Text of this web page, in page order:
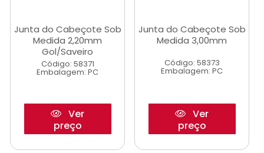
Junta do Cabeçote Sob
Medida 2,20mm
Gol/Saveiro
Código: 58371
Embalagem: PC
Ver
preço
Junta do Cabeçote Sob
Medida 3,00mm
Código: 58373
Embalagem: PC
Ver
preço